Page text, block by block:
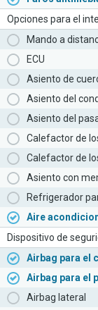
Opciones para el
Mando a
ECU
Asiento de
Asiento del
Asiento del
Calefactor de
Calefactor de
Asiento con
Refrigerador
Aire
Dispositivo de
Airbag para el
Airbag para el
Airbag lateral